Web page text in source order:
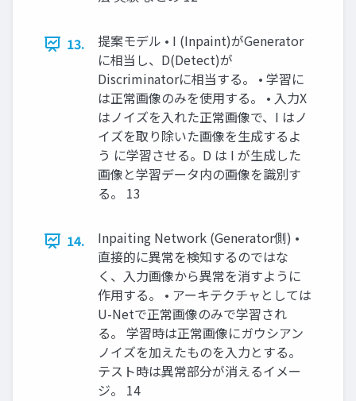
13.
提案モデル • I (Inpaint)がGenerator
に相当し、D(Detect)が
Discriminatorに相当する。 • 学習に
は正常画像のみを使用する。 • 入力X
はノイズを入れた正常画像で、I はノ
イズを取り除いた画像を生成するよ
う に学習させる。D は I が生成した
画像と学習データ内の画像を識別す
る。 13
14.
Inpaiting Network (Generator側) •
直接的に異常を検知するのではな
く、入力画像から異常を消すように
作用する。 • アーキテクチャとしては
U-Netで正常画像のみで学習され
る。 学習時は正常画像にガウシアン
ノイズを加えたものを入力とする。
テスト時は異常部分が消えるイメー
ジ。 14